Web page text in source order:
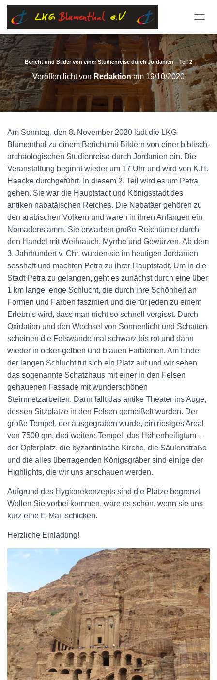
A
V
I
A
T
I
O
N
C
L
Bericht und Bilder von einer Studienreise durch Jordanien – Teil 2
Veröffentlicht vonRedaktionam 19/10/2020
Am Sonntag, den 8. November 2020 lädt die LKG
Blumenthal zu einem Bericht mit Bildern von einer biblisch-
archäologischen Studienreise durch Jordanien ein. Die
Veranstaltung beginnt wieder um 17 Uhr und wird von K.H.
Haacke durchgeführt. In diesem 2. Teil wird es um Petra
gehen. Sie war die Hauptstadt und Königsstadt des
antiken nabatäischen Reiches. Die Nabatäer gehören zu
den arabischen Völkern und waren in ihren Anfängen ein
Nomadenstamm. Sie erwarben große Reichtümer durch
den Handel mit Weihrauch, Myrrhe und Gewürzen. Ab dem
3. Jahrhundert v. Chr. wurden sie im heutigen Jordanien
sesshaft und machten Petra zu ihrer Hauptstadt. Um in die
Stadt Petra zu gelangen, geht es zunächst durch eine über
1 km lange, enge Schlucht, die durch ihre Schönheit an
Formen und Farben fasziniert und die für jeden zu einem
Erlebnis wird, dass man nicht so schnell vergisst. Durch
Oxidation und den Wechsel von Sonnenlicht und Schatten
scheinen die Felswände mal schwarz bis rot und dann
wieder in ocker-gelben und blauen Farbtönen. Am Ende
der langen Schlucht tut sich ein Platz auf und wir sehen
das sogenannte Schatzhaus mit einer in den Felsen
gehauenen Fassade mit wunderschönen
Steinmetzarbeiten. Dann fällt das antike Theater ins Auge,
dessen Sitzplätze in den Felsen gemeißelt wurden. Der
große Tempel, der ausgegraben wurde, ein riesiges Areal
von 7500 qm, drei weitere Tempel, das Höhenheiligtum –
der Opferplatz, die byzantinische Kirche, die Säulenstraße
und die alles überragenden Königsgräber sind einige der
Highlights, die wir uns anschauen werden.
Aufgrund des Hygienekonzepts sind die Plätze begrenzt.
Wollen Sie vorbei kommen, wäre es schön, wenn sie uns
kurz eine E-Mail schicken.
Herzliche Einladung!